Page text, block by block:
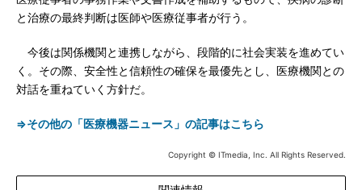
と治療の最終判断は医師や医療従事者が行う。
今後は関係機関と連携しながら、段階的に社会実装を進めてい
く。その際、安全性と信頼性の確保を最優先とし、医療機関との
対話を重ねていく方針だ。
⇒その他の「医療機器ニュース」の記事はこちら
Copyright © ITmedia, Inc. All Rights Reserved.